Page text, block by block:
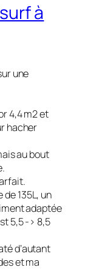
à
une
4,4 m2 et
hacher
au bout
135L, un
adaptée
5,5 -> 8,5
d’autant
et ma